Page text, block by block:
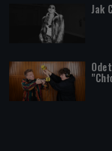
Jak